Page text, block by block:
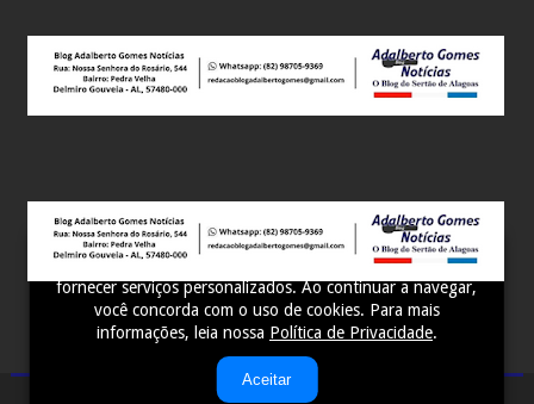
Este site utiliza cookies para melhorar sua experiência e
fornecer serviços personalizados. Ao continuar a navegar,
você concorda com o uso de cookies. Para mais
informações, leia nossa Política de Privacidade.
Aceitar